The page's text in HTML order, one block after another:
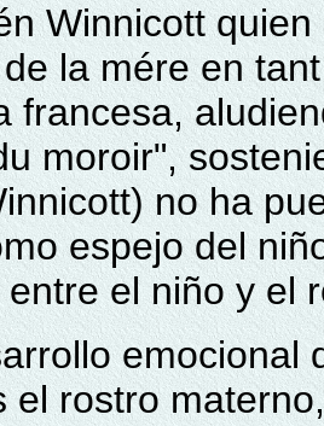
Winnicott
la mére en
francesa,
moroir",
no ha
espejo del
el niño y el
emocional
el rostro